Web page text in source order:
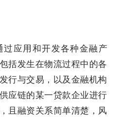
应用和开发各种金融产
括发生在物流过程中的各
行与交易，以及金融机构
应链的某一贷款企业进行
且融资关系简单清楚，风